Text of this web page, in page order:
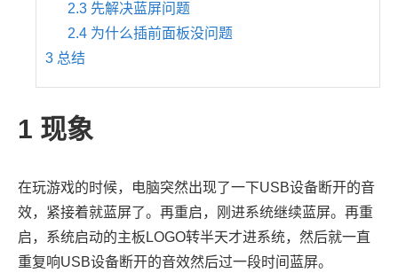
2.3 先解决蓝屏问题
2.4 为什么插前面板没问题
3 总结
1 现象
在玩游戏的时候，电脑突然出现了一下USB设备断开的音
效，紧接着就蓝屏了。再重启，刚进系统继续蓝屏。再重
启，系统启动的主板LOGO转半天才进系统，然后就一直
重复响USB设备断开的音效然后过一段时间蓝屏。